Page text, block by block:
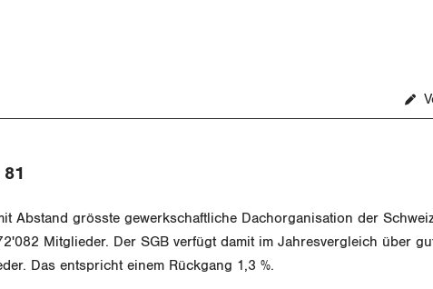
Abstand grösste gewerkschaftliche Dachorganisation der
Mitglieder. Der SGB verfügt damit im Jahresvergleich über
Das entspricht einem Rückgang 1,3 %.